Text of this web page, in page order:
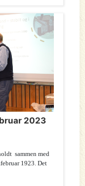
2023
sammen med
1923. Det